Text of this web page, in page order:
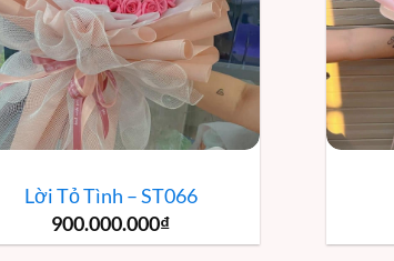
Lời Tỏ Tình – ST066
900.000.000₫